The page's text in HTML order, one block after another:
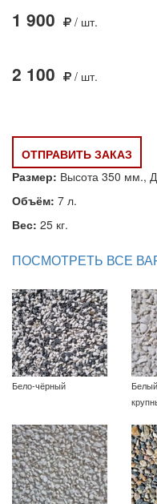
1 900 / шт.
2 100 / шт.
ОТПРАВИТЬ ЗАКАЗ
Размер: Высота 350 мм.,
Объём: 7 л.
Вес: 25 кг.
ПОСМОТРЕТЬ ВСЕ
Бело-чёрный